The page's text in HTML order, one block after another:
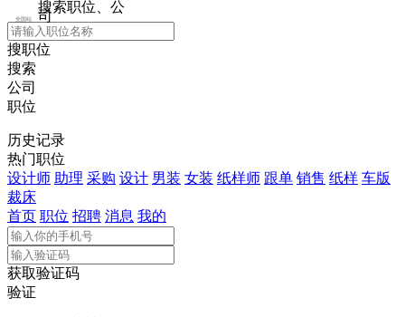
全国站
搜索职位、公
司
搜职位
搜索
公司
职位
历史记录
热门职位
设计师 助理 采购 设计 男装 女装 纸样师 跟单 销售 纸样 车版
裁床
首页 职位 招聘 消息 我的
获取验证码
验证